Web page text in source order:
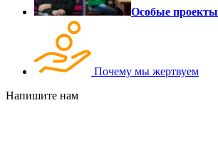
Особые проекты
Почему мы жертвуем
Напишите нам